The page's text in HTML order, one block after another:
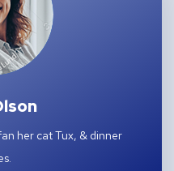
her cat Tux, & dinner